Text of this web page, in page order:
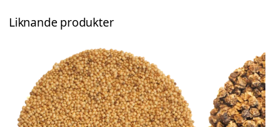
Liknande produkter